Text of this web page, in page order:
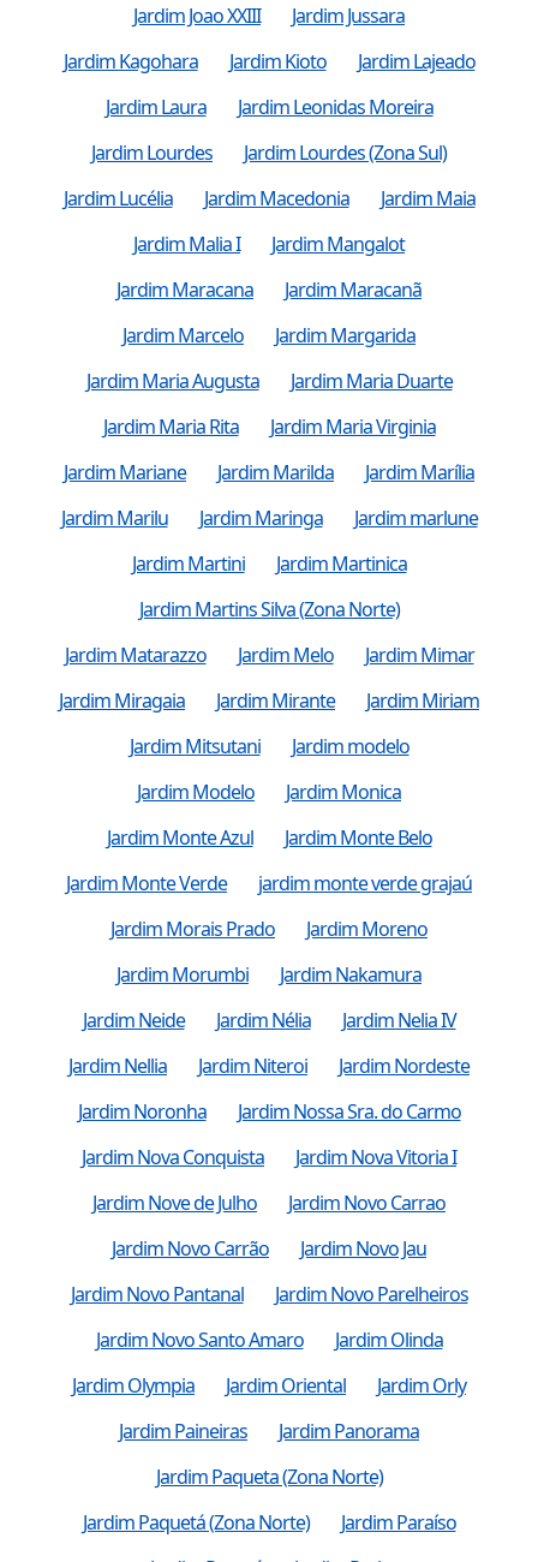
Jardim Joao XXIII
Jardim Jussara
Jardim Kagohara
Jardim Kioto
Jardim Lajeado
Jardim Laura
Jardim Leonidas Moreira
Jardim Lourdes
Jardim Lourdes (Zona Sul)
Jardim Lucélia
Jardim Macedonia
Jardim Maia
Jardim Malia I
Jardim Mangalot
Jardim Maracana
Jardim Maracanã
Jardim Marcelo
Jardim Margarida
Jardim Maria Augusta
Jardim Maria Duarte
Jardim Maria Rita
Jardim Maria Virginia
Jardim Mariane
Jardim Marilda
Jardim Marília
Jardim Marilu
Jardim Maringa
Jardim marlune
Jardim Martini
Jardim Martinica
Jardim Martins Silva (Zona Norte)
Jardim Matarazzo
Jardim Melo
Jardim Mimar
Jardim Miragaia
Jardim Mirante
Jardim Miriam
Jardim Mitsutani
Jardim modelo
Jardim Modelo
Jardim Monica
Jardim Monte Azul
Jardim Monte Belo
Jardim Monte Verde
jardim monte verde grajaú
Jardim Morais Prado
Jardim Moreno
Jardim Morumbi
Jardim Nakamura
Jardim Neide
Jardim Nélia
Jardim Nelia IV
Jardim Nellia
Jardim Niteroi
Jardim Nordeste
Jardim Noronha
Jardim Nossa Sra. do Carmo
Jardim Nova Conquista
Jardim Nova Vitoria I
Jardim Nove de Julho
Jardim Novo Carrao
Jardim Novo Carrão
Jardim Novo Jau
Jardim Novo Pantanal
Jardim Novo Parelheiros
Jardim Novo Santo Amaro
Jardim Olinda
Jardim Olympia
Jardim Oriental
Jardim Orly
Jardim Paineiras
Jardim Panorama
Jardim Paqueta (Zona Norte)
Jardim Paquetá (Zona Norte)
Jardim Paraíso